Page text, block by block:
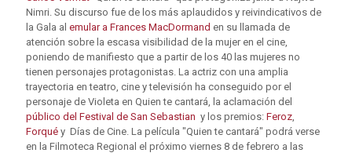
Nimri. Su discurso fue de los más aplaudidos y reivindicativos de
la Gala al emular a Frances MacDormand en su llamada de
atención sobre la escasa visibilidad de la mujer en el cine,
poniendo de manifiesto que a partir de los 40 las mujeres no
tienen personajes protagonistas. La actriz con una amplia
trayectoria en teatro, cine y televisión ha conseguido por el
personaje de Violeta en Quien te cantará, la aclamación del
público del Festival de San Sebastian y los premios: Feroz,
Forqué y Días de Cine. La película "Quien te cantará" podrá verse
en la Filmoteca Regional el próximo viernes 8 de febrero a las